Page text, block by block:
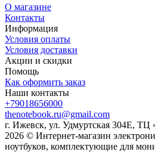
О магазине
Контакты
Информация
Условия оплаты
Условия доставки
Акции и скидки
Помощь
Как оформить заказ
Наши контакты
+79018656000
thenotebook.ru@gmail.com
г. Ижевск, ул. Удмуртская 304Е, ТЦ
2026 © Интернет-магазин
ноутбуков, комплектующие для